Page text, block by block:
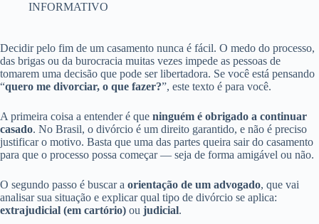
INFORMATIVO
Decidir pelo fim de um casamento nunca é fácil. O medo do processo,
das brigas ou da burocracia muitas vezes impede as pessoas de
tomarem uma decisão que pode ser libertadora. Se você está pensando
“quero me divorciar, o que fazer?”, este texto é para você.
A primeira coisa a entender é que ninguém é obrigado a continuar
casado. No Brasil, o divórcio é um direito garantido, e não é preciso
justificar o motivo. Basta que uma das partes queira sair do casamento
para que o processo possa começar — seja de forma amigável ou não.
O segundo passo é buscar a orientação de um advogado, que vai
analisar sua situação e explicar qual tipo de divórcio se aplica:
extrajudicial (em cartório) ou judicial.